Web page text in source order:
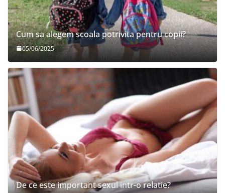
Cum sa alegem scoala potrivita pentru copii?
05/06/2025
De ce este important sexul intr-o relatie?